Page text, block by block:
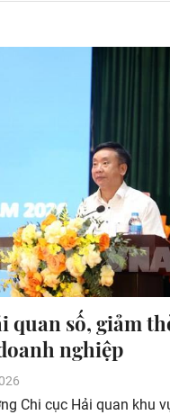
quan số, giảm
nghiệp
Chi cục Hải quan khu